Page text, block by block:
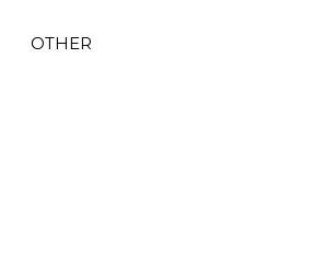
OTHER